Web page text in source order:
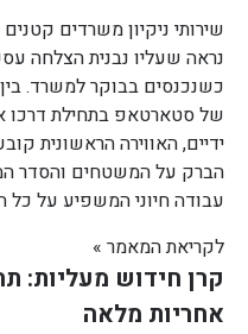
שירותי ניקיון משרדים
נראה שעליו נבנית הצלחה
כשנכנסים בבוקר למשרד.
של סטארטאפ בתחילת דרכו
ידיים, האווירה הראשונית
הברק על המשטחים והסדר
עבודה חיוני המשפיע על כל
לקריאת המאמר »
קרן חידוש מעליות:
אחריות מלאה